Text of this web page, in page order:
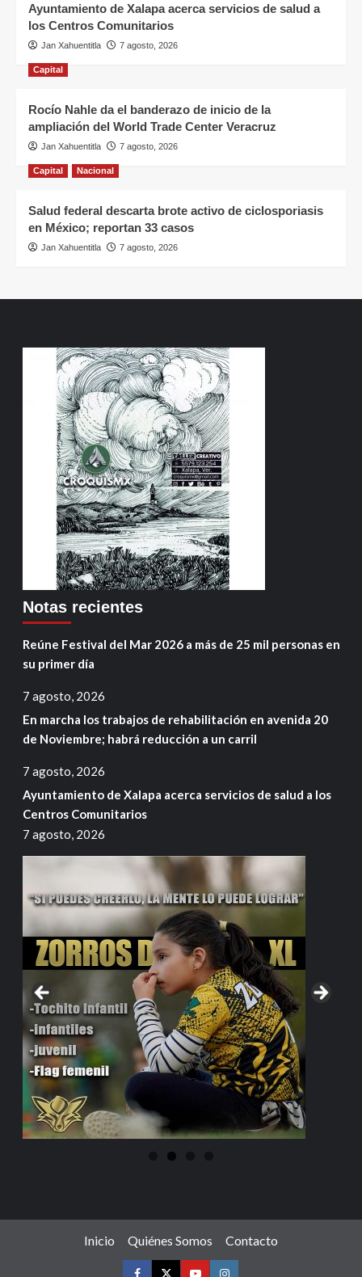
Ayuntamiento de Xalapa acerca servicios de salud a
los Centros Comunitarios
Jan Xahuentitla 7 agosto, 2026
Capital
Rocío Nahle da el banderazo de inicio de la
ampliación del World Trade Center Veracruz
Jan Xahuentitla 7 agosto, 2026
Capital Nacional
Salud federal descarta brote activo de ciclosporiasis
en México; reportan 33 casos
Jan Xahuentitla 7 agosto, 2026
Notas recientes
Reúne Festival del Mar 2026 a más de 25 mil personas en
su primer día
7 agosto, 2026
En marcha los trabajos de rehabilitación en avenida 20
de Noviembre; habrá reducción a un carril
7 agosto, 2026
Ayuntamiento de Xalapa acerca servicios de salud a los
Centros Comunitarios
7 agosto, 2026
Inicio Quiénes Somos Contacto